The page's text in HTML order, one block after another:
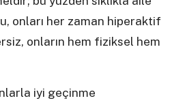
onları her zaman hiperaktif
onların hem fiziksel hem
iyi geçinme